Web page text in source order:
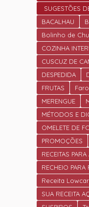
SUGESTÕES
BACALHAU
Bolinho de
COZINHA
CUSCUZ DE
DESPEDIDA
FRUTAS
MERENGUE
MÉTODOS E
OMELETE DE
PROMOÇÕES
RECEITAS
RECHEIO PARA
Receita
SUA RECEITA